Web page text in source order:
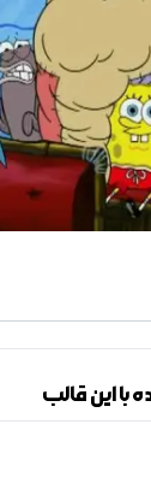
این قالب